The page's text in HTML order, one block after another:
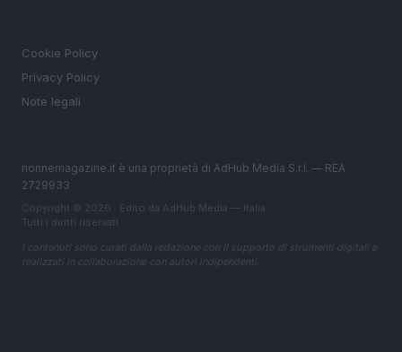
Cookie Policy
Privacy Policy
Note legali
nonnemagazine.it è una proprietà di AdHub Media S.r.l. — REA
2729933
Copyright © 2026 · Edito da AdHub Media — Italia
Tutti i diritti riservati
I contenuti sono curati dalla redazione con il supporto di strumenti digitali e
realizzati in collaborazione con autori indipendenti.